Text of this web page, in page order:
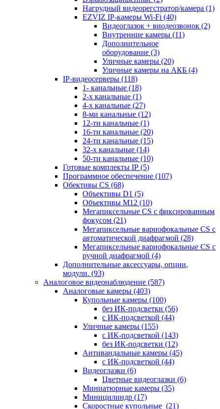
Нагрудный видеорегстратор/камера (1)
EZVIZ IP-камеры Wi-Fi (40)
Видеоглазок + виодеозвонок (2)
Внутренние камеры (11)
Дополнительное
оборудование (3)
Уличные камеры (20)
Уличные камеры на АКБ (4)
IP-видеосерверы (118)
1- канальные (18)
2-х канальные (1)
4-х канальные (27)
8-ми канальные (12)
12-ти канальные (1)
16-ти канальные (20)
24-ти канальные (15)
32-х канальные (14)
50-ти канальные (10)
Готовые комплекты IP (5)
Программное обеспечение (107)
Обективы CS (68)
Объективы D1 (5)
Объективы M12 (10)
Мегапиксельные CS c фиксированным
фокусом (21)
Мегапиксельные вариофокальные CS c
автоматической диафрагмой (28)
Мегапиксельные вариофокальные CS c
ручной диафрагмой (4)
Дополнительные аксессуары, опции,
модули. (93)
Аналоговое видеонаблюдение (587)
Аналоговые камеры (403)
Купольные камеры (100)
без ИК-подсветки (56)
с ИК-подсветкой (44)
Уличные камеры (155)
с ИК-подсветкой (143)
без ИК-подсветки (12)
Антивандальные камеры (45)
с ИК-подсветкой (44)
Видеоглазки (6)
Цветные видеоглазки (6)
Миниатюрные камеры (35)
Миницилиндр (17)
Скоростные купольные (21)